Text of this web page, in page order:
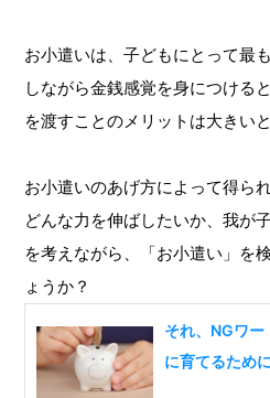
お小遣いは、子どもにとって最
しながら金銭感覚を身につける
を渡すことのメリットは大きい
お小遣いのあげ方によって得ら
どんな力を伸ばしたいか、我が
を考えながら、「お小遣い」を
ょうか？
それ、NGワー
に育てるため